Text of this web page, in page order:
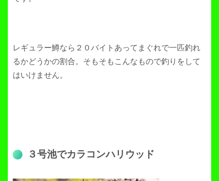
レギュラー鱒なら２０バイトあってまぐれで一匹釣れ
るかどうかの割合。そもそもこんなもので釣りをして
はいけません。
３号池でカラコンハリウッド